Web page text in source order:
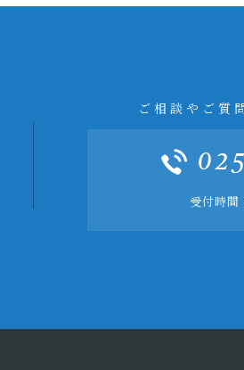
ご相談やご質
受付時